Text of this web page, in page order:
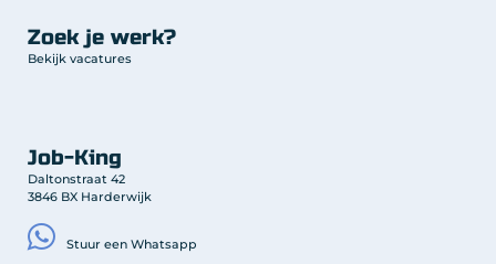
Job-King
Daltonstraat 42
3846 BX Harderwijk
Stuur een Whatsapp
Zoek je werk?
Bekijk vacatures